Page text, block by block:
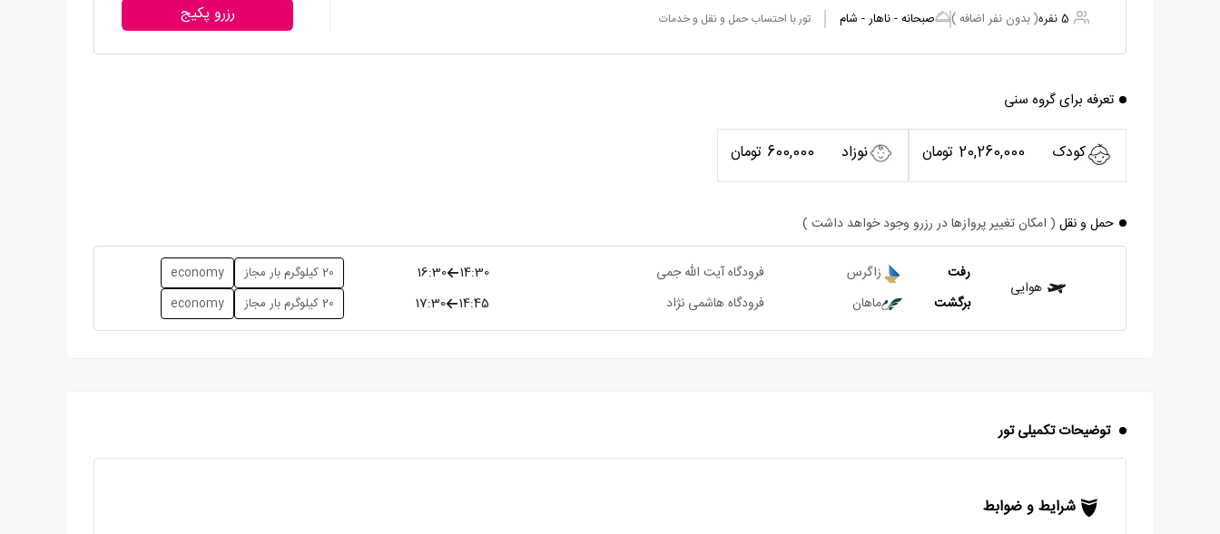
5 نفره ( بدون نفر اضافه ) صبحانه - ناهار - شام تور با احتساب حمل و نقل و خدمات
رزرو پکیج
تعرفه برای گروه سنی
کودک 20,260,000 تومان نوزاد 600,000 تومان
حمل و نقل ( امکان تغییر پروازها در رزرو وجود خواهد داشت )
هوایی
رفت زاگرس فرودگاه آیت الله جمی 14:30
16:30 20 کیلوگرم بار مجاز economy
برگشت ماهان فرودگاه هاشمی نژاد 14:45
17:30 20 کیلوگرم بار مجاز economy
توضیحات تکمیلی تور
شرایط و ضوابط